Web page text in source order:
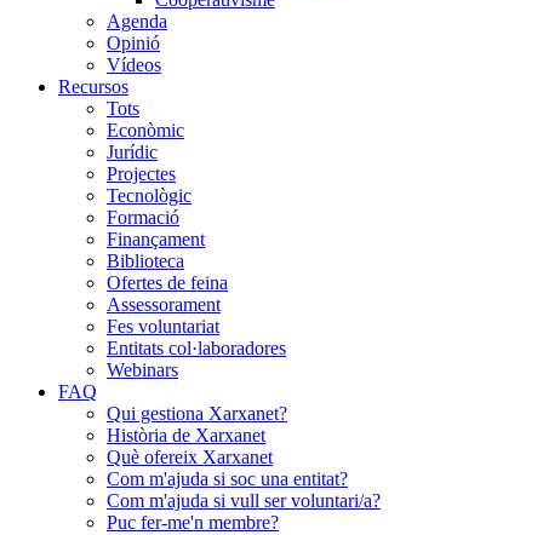
Agenda
Opinió
Vídeos
Recursos
Tots
Econòmic
Jurídic
Projectes
Tecnològic
Formació
Finançament
Biblioteca
Ofertes de feina
Assessorament
Fes voluntariat
Entitats col·laboradores
Webinars
FAQ
Qui gestiona Xarxanet?
Història de Xarxanet
Què ofereix Xarxanet
Com m'ajuda si soc una entitat?
Com m'ajuda si vull ser voluntari/a?
Puc fer-me'n membre?